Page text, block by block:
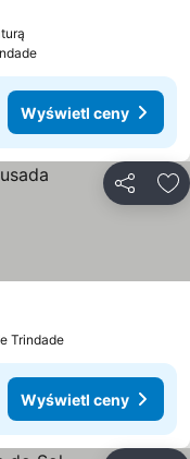
Wyświetl ceny
Trindade
Wyświetl ceny